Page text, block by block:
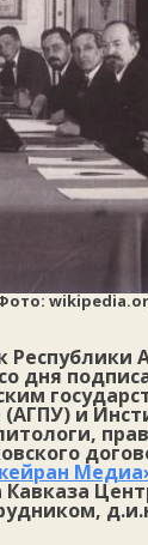
Республики
дня
и